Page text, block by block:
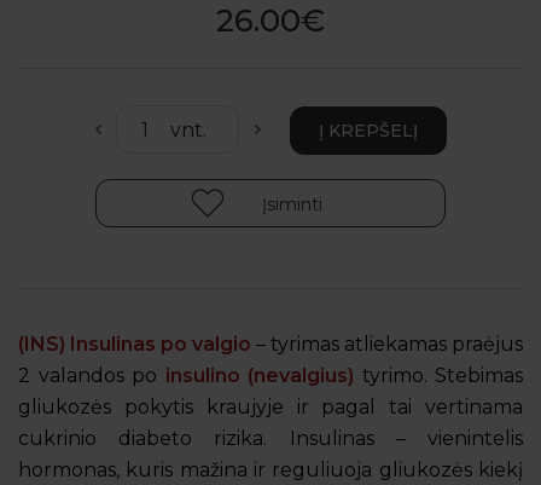
26.00€
Įsiminti
(INS) Insulinas po valgio – tyrimas atliekamas praėjus
2 valandos po insulino (nevalgius) tyrimo. Stebimas
gliukozės pokytis kraujyje ir pagal tai vertinama
cukrinio diabeto rizika. Insulinas – vienintelis
hormonas, kuris mažina ir reguliuoja gliukozės kiekį